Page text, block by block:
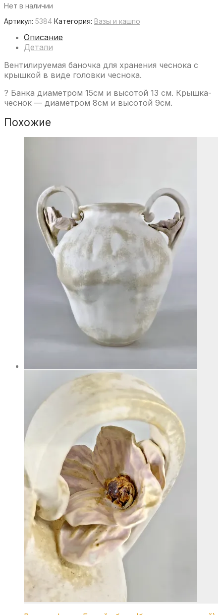
Нет в наличии
Артикул: 5384 Категория: Вазы и кашпо
Описание
Детали
Вентилируемая баночка для хранения чеснока с
крышкой в виде головки чеснока.
? Банка диаметром 15см и высотой 13 см. Крышка-
чеснок — диаметром 8см и высотой 9см.
Похожие